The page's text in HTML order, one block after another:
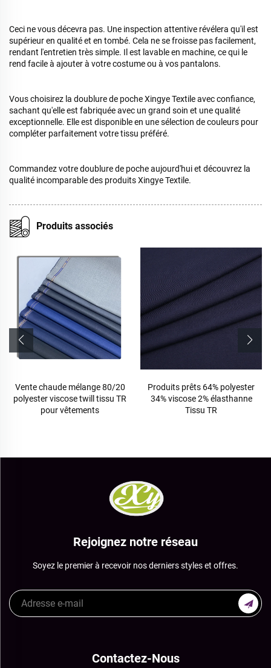
Ceci ne vous décevra pas. Une inspection attentive révélera qu'il est
supérieur en qualité et en tombé. Cela ne se froisse pas facilement,
rendant l'entretien très simple. Il est lavable en machine, ce qui le
rend facile à ajouter à votre costume ou à vos pantalons.
Vous choisirez la doublure de poche Xingye Textile avec confiance,
sachant qu'elle est fabriquée avec un grand soin et une qualité
exceptionnelle. Elle est disponible en une sélection de couleurs pour
compléter parfaitement votre tissu préféré.
Commandez votre doublure de poche aujourd'hui et découvrez la
qualité incomparable des produits Xingye Textile.
Produits associés
Vente chaude mélange 80/20
polyester viscose twill tissu TR
pour vêtements
Produits prêts 64% polyester
34% viscose 2% élasthanne
Tissu TR
Rejoignez notre réseau
Soyez le premier à recevoir nos derniers styles et offres.
Contactez-Nous